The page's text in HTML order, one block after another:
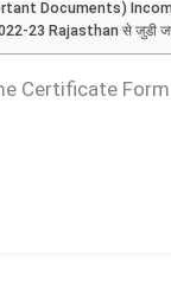
Documents)
23 Rajasthan से जुडी
Certificate Form